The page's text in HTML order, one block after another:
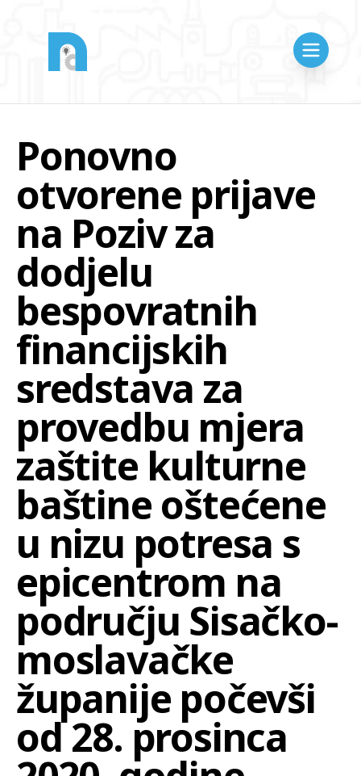
Ponovno
otvorene prijave
na Poziv za
dodjelu
bespovratnih
financijskih
sredstava za
provedbu mjera
zaštite kulturne
baštine oštećene
u nizu potresa s
epicentrom na
području Sisačko-
moslavačke
županije počevši
od 28. prosinca